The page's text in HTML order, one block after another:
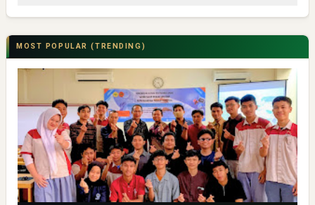
MOST POPULAR (TRENDING)